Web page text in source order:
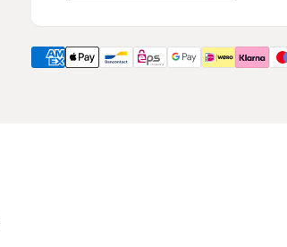
Sportback
RS3
Sportback